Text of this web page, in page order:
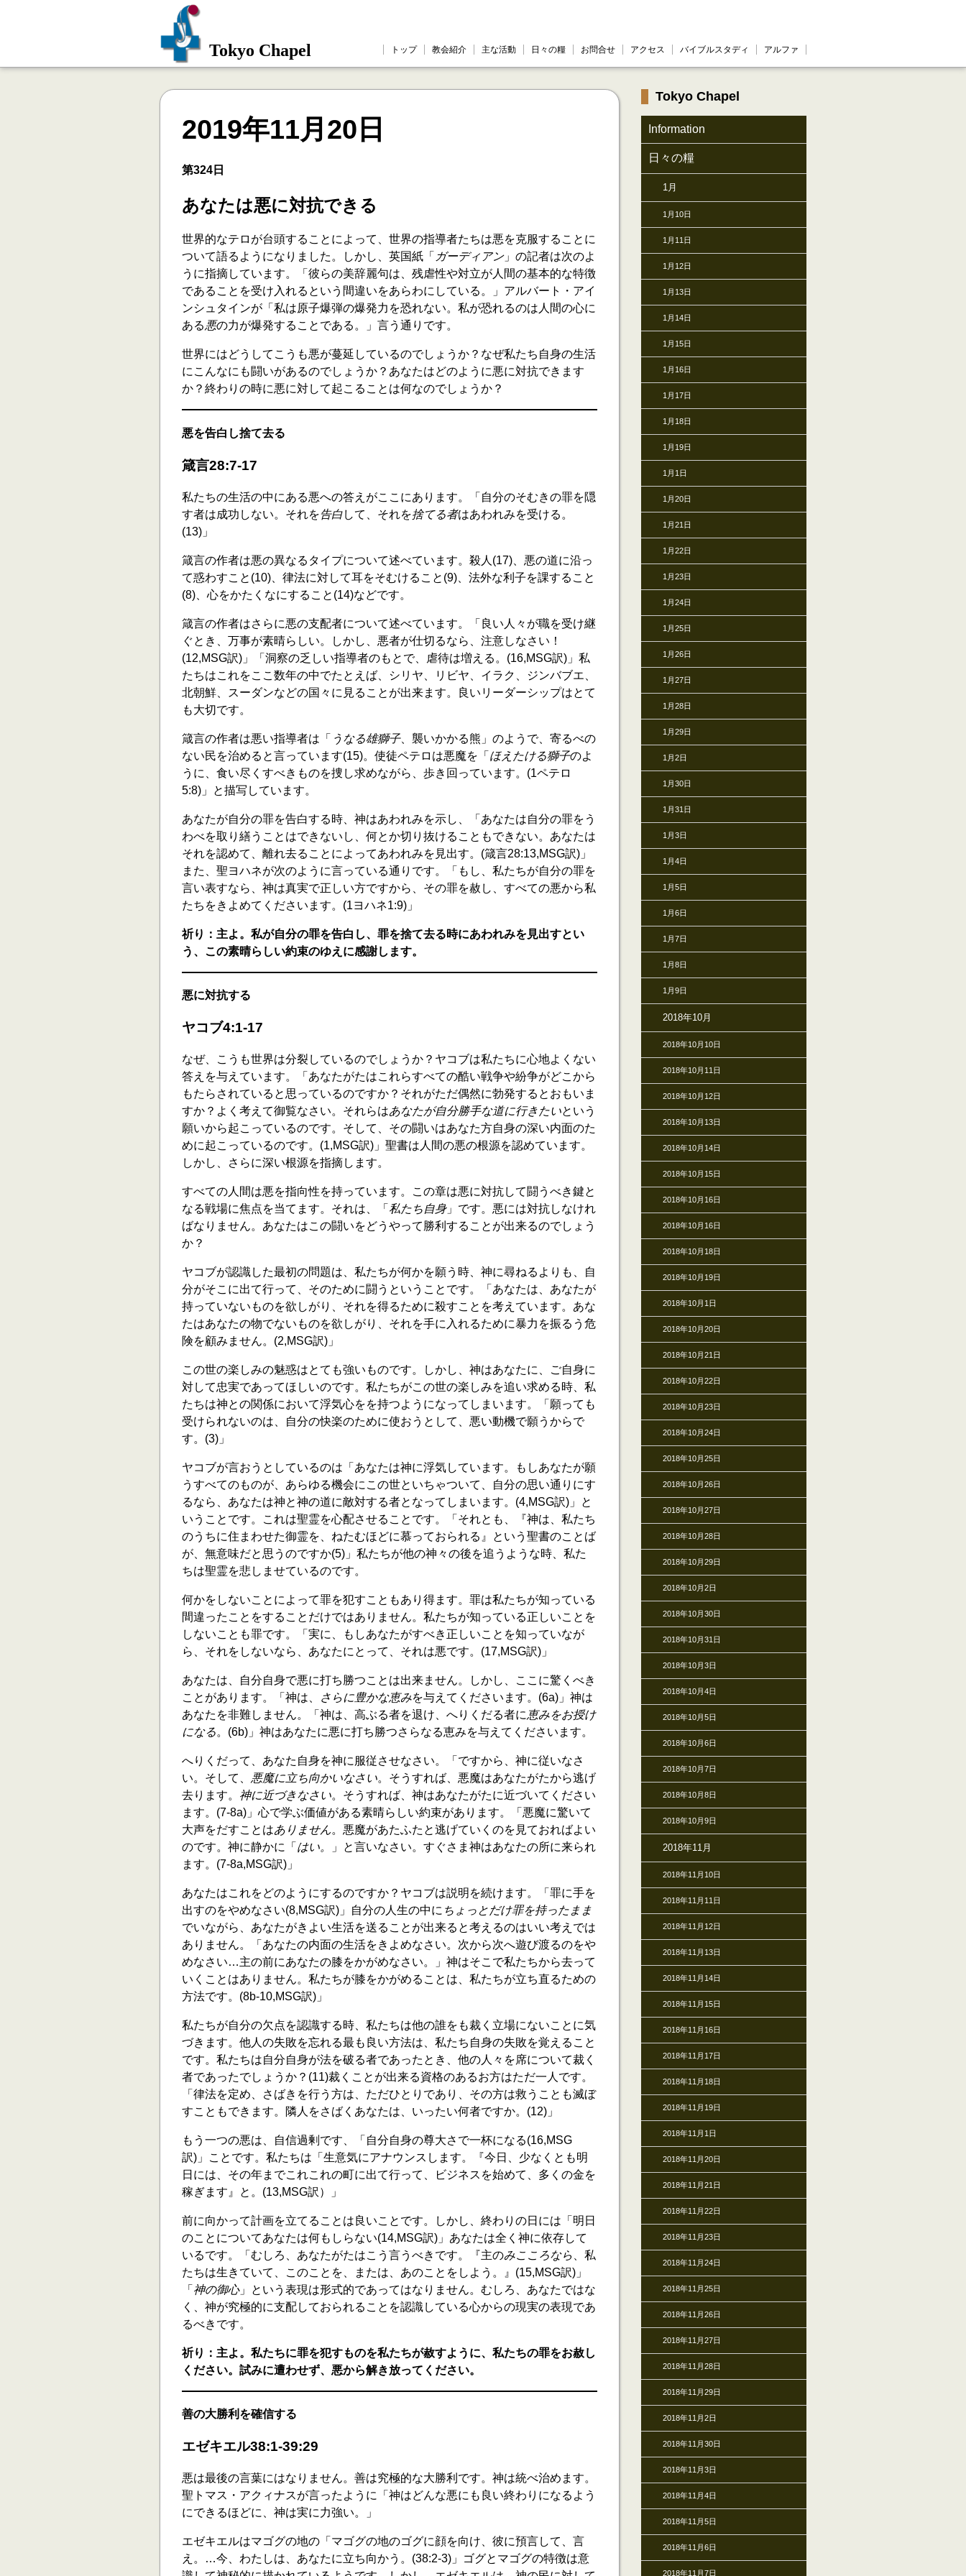
Tokyo Chapel トップ 教会紹介 主な活動 日々の糧 お問合せ アクセス バイブルスタディ アルファ
2019年11月20日
第324日
あなたは悪に対抗できる
世界的なテロが台頭することによって、世界の指導者たちは悪を克服することに
ついて語るようになりました。しかし、英国紙「 ガーディアン」の記者は次のよ
うに指摘しています。「彼らの美辞麗句は、残虐性や対立が人間の基本的な特徴
であることを受け入れるという間違いをあらわにしている。」アルバート・アイ
ンシュタインが「私は原子爆弾の爆発力を恐れない。私が恐れるのは人間の心に
ある悪の力が爆発することである。」言う通りです。
世界にはどうしてこうも悪が蔓延しているのでしょうか？なぜ私たち自身の生活
にこんなにも闘いがあるのでしょうか？あなたはどのように悪に対抗できます
か？終わりの時に悪に対して起こることは何なのでしょうか？
悪を告白し捨て去る
箴言28:7-17
私たちの生活の中にある悪への答えがここにあります。「自分のそむきの罪を隠
す者は成功しない。それを告白して、それを捨てる者はあわれみを受ける。
(13)」
箴言の作者は悪の異なるタイプについて述べています。殺人(17)、悪の道に沿っ
て惑わすこと(10)、律法に対して耳をそむけること(9)、法外な利子を課すること
(8)、心をかたくなにすること(14)などです。
箴言の作者はさらに悪の支配者について述べています。「良い人々が職を受け継
ぐとき、万事が素晴らしい。しかし、悪者が仕切るなら、注意しなさい！
(12,MSG訳)」「洞察の乏しい指導者のもとで、虐待は増える。(16,MSG訳)」私
たちはこれをここ数年の中でたとえば、シリヤ、リビヤ、イラク、ジンバブエ、
北朝鮮、スーダンなどの国々に見ることが出来ます。良いリーダーシップはとて
も大切です。
箴言の作者は悪い指導者は「 うなる雄獅子、襲いかかる熊」のようで、寄るべの
ない民を治めると言っています(15)。使徒ペテロは悪魔を「 ほえたける獅子のよ
うに、食い尽くすべきものを捜し求めながら、歩き回っています。(1ペテロ
5:8)」と描写しています。
あなたが自分の罪を告白する時、神はあわれみを示し、「あなたは自分の罪をう
わべを取り繕うことはできないし、何とか切り抜けることもできない。あなたは
それを認めて、離れ去ることによってあわれみを見出す。(箴言28:13,MSG訳)」
また、聖ヨハネが次のように言っている通りです。「もし、私たちが自分の罪を
言い表すなら、神は真実で正しい方ですから、その罪を赦し、すべての悪から私
たちをきよめてくださいます。(1ヨハネ1:9)」
祈り：主よ。私が自分の罪を告白し、罪を捨て去る時にあわれみを見出すとい
う、この素晴らしい約束のゆえに感謝します。
悪に対抗する
ヤコブ4:1-17
なぜ、こうも世界は分裂しているのでしょうか？ヤコブは私たちに心地よくない
答えを与えています。「あなたがたはこれらすべての酷い戦争や紛争がどこから
もたらされていると思っているのですか？それがただ偶然に勃発するとおもいま
すか？よく考えて御覧なさい。それらはあなたが自分勝手な道に行きたいという
願いから起こっているのです。そして、その闘いはあなた方自身の深い内面のた
めに起こっているのです。(1,MSG訳)」聖書は人間の悪の根源を認めています。
しかし、さらに深い根源を指摘します。
すべての人間は悪を指向性を持っています。この章は悪に対抗して闘うべき鍵と
なる戦場に焦点を当てます。それは、「 私たち自身」です。悪には対抗しなけれ
ばなりません。あなたはこの闘いをどうやって勝利することが出来るのでしょう
か？
ヤコブが認識した最初の問題は、私たちが何かを願う時、神に尋ねるよりも、自
分がそこに出て行って、そのために闘うということです。「あなたは、あなたが
持っていないものを欲しがり、それを得るために殺すことを考えています。あな
たはあなたの物でないものを欲しがり、それを手に入れるために暴力を振るう危
険を顧みません。(2,MSG訳)」
この世の楽しみの魅惑はとても強いものです。しかし、神はあなたに、ご自身に
対して忠実であってほしいのです。私たちがこの世の楽しみを追い求める時、私
たちは神との関係において浮気心をを持つようになってしまいます。「願っても
受けられないのは、自分の快楽のために使おうとして、悪い動機で願うからで
す。(3)」
ヤコブが言おうとしているのは「あなたは神に浮気しています。もしあなたが願
うすべてのものが、あらゆる機会にこの世といちゃついて、自分の思い通りにす
るなら、あなたは神と神の道に敵対する者となってしまいます。(4,MSG訳)」と
いうことです。これは聖霊を心配させることです。「それとも、『神は、私たち
のうちに住まわせた御霊を、ねたむほどに慕っておられる』という聖書のことば
が、無意味だと思うのですか(5)」私たちが他の神々の後を追うような時、私た
ちは聖霊を悲しませているのです。
何かをしないことによって罪を犯すこともあり得ます。罪は私たちが知っている
間違ったことをすることだけではありません。私たちが知っている正しいことを
しないことも罪です。「実に、もしあなたがすべき正しいことを知っていなが
ら、それをしないなら、あなたにとって、それは悪です。(17,MSG訳)」
あなたは、自分自身で悪に打ち勝つことは出来ません。しかし、ここに驚くべき
ことがあります。「神は、
さらに豊かな恵みを与えてくださいます。(6a)」神は
あなたを非難しません。「神は、高ぶる者を退け、へりくだる者に恵みをお授け
になる。(6b)」神はあなたに悪に打ち勝つさらなる恵みを与えてくださいます。
へりくだって、あなた自身を神に服従させなさい。「ですから、神に従いなさ
い。そして、 悪魔に立ち向かいなさい。そうすれば、悪魔はあなたがたから逃げ
去ります。 神に近づきなさい。そうすれば、神はあなたがたに近づいてください
ます。(7-8a)」心で学ぶ価値がある素晴らしい約束があります。「悪魔に驚いて
大声をだすことはありません。悪魔があたふたと逃げていくのを見ておればよい
のです。神に静かに「 はい。
」と言いなさい。すぐさま神はあなたの所に来られ
ます。(7-8a,MSG訳)」
あなたはこれをどのようにするのですか？ヤコブは説明を続けます。「罪に手を
出すのをやめなさい(8,MSG訳)」自分の人生の中に ちょっとだけ罪を持ったまま
でいながら、あなたがきよい生活を送ることが出来ると考えるのはいい考えでは
ありません。「あなたの内面の生活をきよめなさい。次から次へ遊び渡るのをや
めなさい…主の前にあなたの膝をかがめなさい。」神はそこで私たちから去って
いくことはありません。私たちが膝をかがめることは、私たちが立ち直るための
方法です。(8b-10,MSG訳)」
私たちが自分の欠点を認識する時、私たちは他の誰をも裁く立場にないことに気
づきます。他人の失敗を忘れる最も良い方法は、私たち自身の失敗を覚えること
です。私たちは自分自身が法を破る者であったとき、他の人々を席について裁く
者であったでしょうか？(11)裁くことが出来る資格のあるお方はただ一人です。
「律法を定め、さばきを行う方は、ただひとりであり、その方は救うことも滅ぼ
すこともできます。隣人をさばくあなたは、いったい何者ですか。(12)」
もう一つの悪は、自信過剰です、「自分自身の尊大さで一杯になる(16,MSG
訳)」ことです。私たちは「生意気にアナウンスします。『今日、少なくとも明
日には、その年までこれこれの町に出て行って、ビジネスを始めて、多くの金を
稼ぎます』と。(13,MSG訳）」
前に向かって計画を立てることは良いことです。しかし、終わりの日には「明日
のことについてあなたは何もしらない(14,MSG訳)」あなたは全く神に依存して
いるです。「むしろ、あなたがたはこう言うべきです。『主のみこころなら
、私
たちは生きていて、このことを、または、あのことをしよう。』(15,MSG訳)」
「 神の御心」という表現は形式的であってはなりません。むしろ、あなたではな
く、神が究極的に支配しておられることを認識している心からの現実の表現であ
るべきです。
祈り：主よ。私たちに罪を犯すものを私たちが赦すように、私たちの罪をお赦し
ください。試みに遭わせず、悪から解き放ってください。
善の大勝利を確信する
エゼキエル38:1-39:29
悪は最後の言葉にはなりません。善は究極的な大勝利です。神は統べ治めます。
聖トマス・アクィナスが言ったように「神はどんな悪にも良い終わりになるよう
にできるほどに、神は実に力強い。」
エゼキエルはマゴグの地の「マゴグの地のゴグに顔を向け、彼に預言して、言
え。…今、わたしは、あなたに立ち向かう。(38:2-3)」ゴグとマゴグの特徴は意
Tokyo Chapel
Information
日々の糧
1月
1月10日
1月11日
1月12日
1月13日
1月14日
1月15日
1月16日
1月17日
1月18日
1月19日
1月1日
1月20日
1月21日
1月22日
1月23日
1月24日
1月25日
1月26日
1月27日
1月28日
1月29日
1月2日
1月30日
1月31日
1月3日
1月4日
1月5日
1月6日
1月7日
1月8日
1月9日
2018年10月
2018年10月10日
2018年10月11日
2018年10月12日
2018年10月13日
2018年10月14日
2018年10月15日
2018年10月16日
2018年10月16日
2018年10月18日
2018年10月19日
2018年10月1日
2018年10月20日
2018年10月21日
2018年10月22日
2018年10月23日
2018年10月24日
2018年10月25日
2018年10月26日
2018年10月27日
2018年10月28日
2018年10月29日
2018年10月2日
2018年10月30日
2018年10月31日
2018年10月3日
2018年10月4日
2018年10月5日
2018年10月6日
2018年10月7日
2018年10月8日
2018年10月9日
2018年11月
2018年11月10日
2018年11月11日
2018年11月12日
2018年11月13日
2018年11月14日
2018年11月15日
2018年11月16日
2018年11月17日
2018年11月18日
2018年11月19日
2018年11月1日
2018年11月20日
2018年11月21日
2018年11月22日
2018年11月23日
2018年11月24日
2018年11月25日
2018年11月26日
2018年11月27日
2018年11月28日
2018年11月29日
2018年11月2日
2018年11月30日
2018年11月3日
2018年11月4日
2018年11月5日
2018年11月6日
2018年11月7日